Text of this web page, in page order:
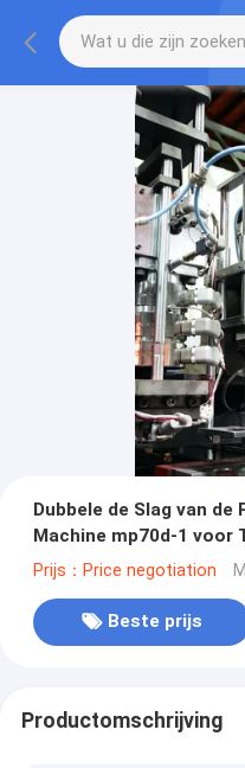
Dubbele de Slag van
Machine mp70d-1 voor
Prijs：Price negotiation
Beste prijs
Productomschrijving